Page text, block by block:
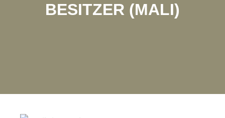
BESITZER (MALI)